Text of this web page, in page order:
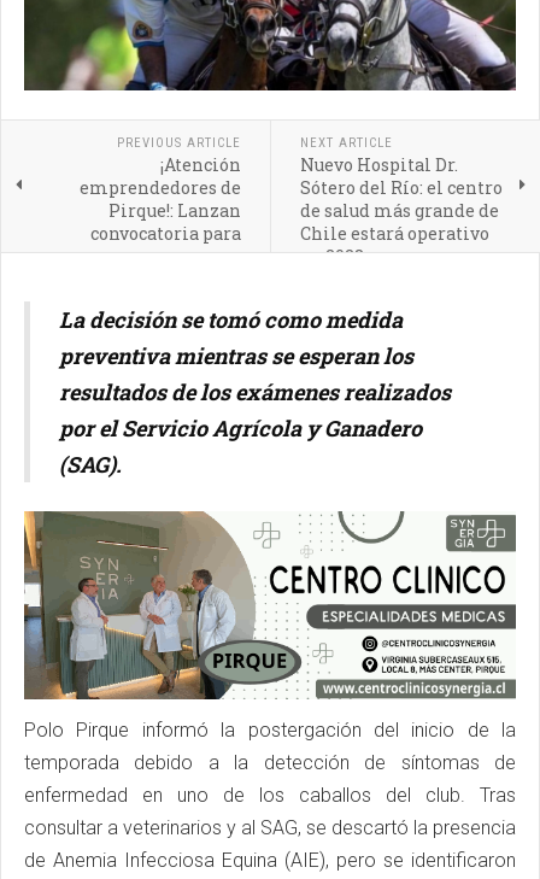
PREVIOUS ARTICLE
¡Atención
emprendedores de
Pirque!: Lanzan
convocatoria para
apoyar a
NEXT ARTICLE
Nuevo Hospital Dr.
Sótero del Río: el centro
de salud más grande de
Chile estará operativo
en 2028
La decisión se tomó como medida
preventiva mientras se esperan los
resultados de los exámenes realizados
por el Servicio Agrícola y Ganadero
(SAG).
Polo Pirque informó la postergación del inicio de la
temporada debido a la detección de síntomas de
enfermedad en uno de los caballos del club. Tras
consultar a veterinarios y al SAG, se descartó la presencia
de Anemia Infecciosa Equina (AIE), pero se identificaron